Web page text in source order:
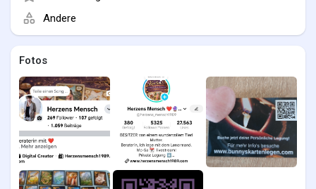
Die Karten reden – und ich höre für dich hin. 🐰🃏
Andere
Fotos